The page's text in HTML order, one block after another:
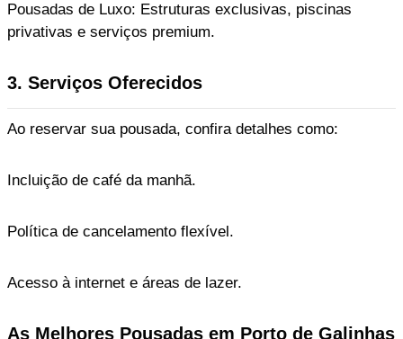
Pousadas de Luxo: Estruturas exclusivas, piscinas
privativas e serviços premium.
3. Serviços Oferecidos
Ao reservar sua pousada, confira detalhes como:
Incluição de café da manhã.
Política de cancelamento flexível.
Acesso à internet e áreas de lazer.
As Melhores Pousadas em Porto de Galinhas